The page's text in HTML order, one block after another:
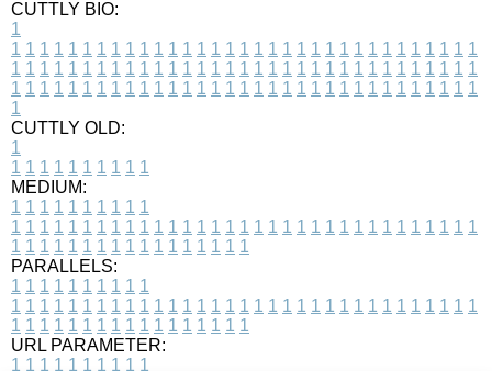
CUTTLY BIO:
1
1 1 1 1 1 1 1 1 1 1 1 1 1 1 1 1 1 1 1 1 1 1 1 1 1 1 1 1 1 1 1 1 1
1 1 1 1 1 1 1 1 1 1 1 1 1 1 1 1 1 1 1 1 1 1 1 1 1 1 1 1 1 1 1 1 1
1 1 1 1 1 1 1 1 1 1 1 1 1 1 1 1 1 1 1 1 1 1 1 1 1 1 1 1 1 1 1 1 1
1
CUTTLY OLD:
1
1 1 1 1 1 1 1 1 1 1
MEDIUM:
1 1 1 1 1 1 1 1 1 1
1 1 1 1 1 1 1 1 1 1 1 1 1 1 1 1 1 1 1 1 1 1 1 1 1 1 1 1 1 1 1 1 1
1 1 1 1 1 1 1 1 1 1 1 1 1 1 1 1 1
PARALLELS:
1 1 1 1 1 1 1 1 1 1
1 1 1 1 1 1 1 1 1 1 1 1 1 1 1 1 1 1 1 1 1 1 1 1 1 1 1 1 1 1 1 1 1
1 1 1 1 1 1 1 1 1 1 1 1 1 1 1 1 1
URL PARAMETER:
1 1 1 1 1 1 1 1 1 1